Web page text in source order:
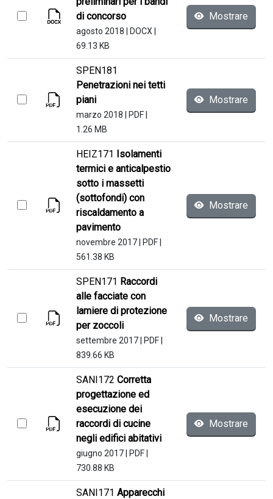
di concorso
agosto 2018 DOCX
69.13 KB
Mostrare
SPEN181
Penetrazioni nei tetti
piani
marzo 2018 PDF
1.26 MB
Mostrare
HEIZ171 Isolamenti
termici e anticalpestio
sotto i massetti
(sottofondi) con
riscaldamento a
pavimento
novembre 2017 PDF
561.38 KB
Mostrare
SPEN171 Raccordi
alle facciate con
lamiere di protezione
per zoccoli
settembre 2017 PDF
839.66 KB
Mostrare
SANI172 Corretta
progettazione ed
esecuzione dei
raccordi di cucine
negli edifici abitativi
giugno 2017 PDF
730.88 KB
Mostrare
SANI171 Apparecchi